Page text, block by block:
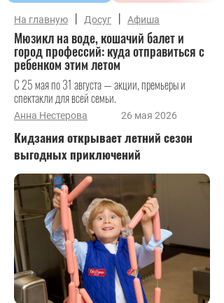
На главную | Досуг | Афиша
Мюзикл на воде, кошачий балет и
город профессий: куда отправиться с
ребенком этим летом
С 25 мая по 31 августа — акции, премьеры и
спектакли для всей семьи.
Анна Нестерова 26 мая 2026
Кидзания открывает летний сезон
выгодных приключений